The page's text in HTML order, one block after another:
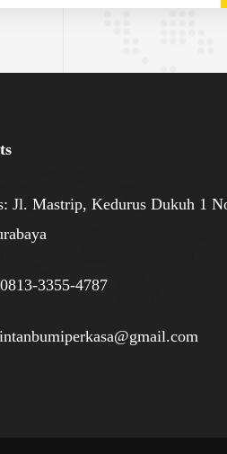
Jl. Mastrip, Kedurus Dukuh 1
3355-4787